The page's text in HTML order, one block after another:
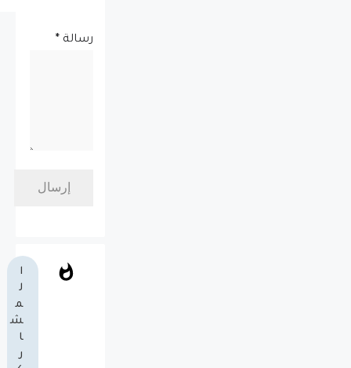
رسالة *
ا
ل
م
ش
ا
ر